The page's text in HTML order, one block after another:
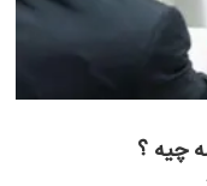
چیه ؟